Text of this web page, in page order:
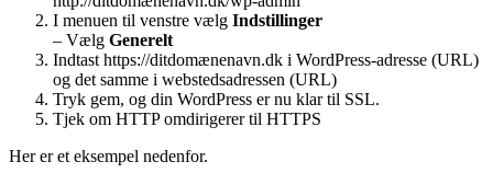
I menuen til venstre vælg Indstillinger
– Vælg Generelt
Indtast https://ditdomænenavn.dk i WordPress-adresse (URL)
og det samme i webstedsadressen (URL)
Tryk gem, og din WordPress er nu klar til SSL.
Tjek om HTTP omdirigerer til HTTPS
Her er et eksempel nedenfor.